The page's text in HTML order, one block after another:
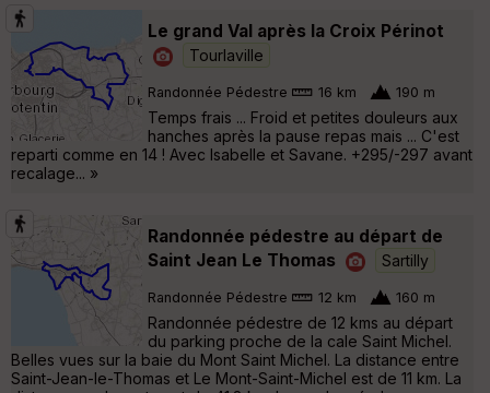
Le grand Val après la Croix Périnot
Tourlaville
Randonnée Pédestre 16 km 190 m
Temps frais ... Froid et petites douleurs aux
hanches après la pause repas mais ... C'est
reparti comme en 14 ! Avec Isabelle et Savane. +295/-297 avant
recalage... »
Randonnée pédestre au départ de
Saint Jean Le Thomas
Sartilly
Randonnée Pédestre 12 km 160 m
Randonnée pédestre de 12 kms au départ
du parking proche de la cale Saint Michel.
Belles vues sur la baie du Mont Saint Michel. La distance entre
Saint-Jean-le-Thomas et Le Mont-Saint-Michel est de 11 km. La